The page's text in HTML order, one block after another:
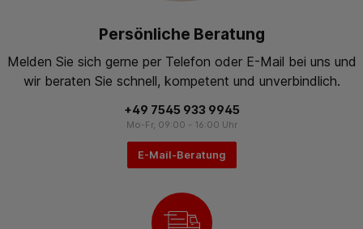
Persönliche Beratung
Melden Sie sich gerne per Telefon oder E-Mail bei uns und
wir beraten Sie schnell, kompetent und unverbindlich.
+49 7545 933 9945
Mo-Fr, 09:00 - 16:00 Uhr
E-Mail-Beratung